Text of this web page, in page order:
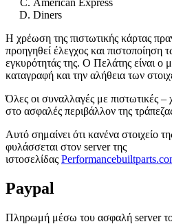
Diners
Η χρέωση της πιστωτικής κάρτας
προηγηθεί έλεγχος και πιστοποίηση
εγκυρότητάς της. Ο Πελάτης είναι ο
καταγραφή και την αλήθεια των
Όλες οι συναλλαγές με πιστωτικές –
στο ασφαλές περιβάλλον της
Αυτό σημαίνει ότι κανένα στοιχείο
φυλάσσεται στον server της
ιστοσελίδας
Paypal
Πληρωμή μέσω του ασφαλή server